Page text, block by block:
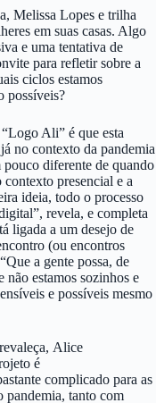
Melissa Lopes e trilha
em suas casas. Algo
e uma tentativa de
para refletir sobre a
ciclos estamos
possíveis?
Ali” é que esta
no contexto da pandemia
diferente de quando
presencial e a
ideia, todo o processo
revela, e completa
ligada a um desejo de
(ou encontros
a gente possa, de
não estamos sozinhos e
e possíveis mesmo
Alice
é
complicado para as
pandemia, tanto com